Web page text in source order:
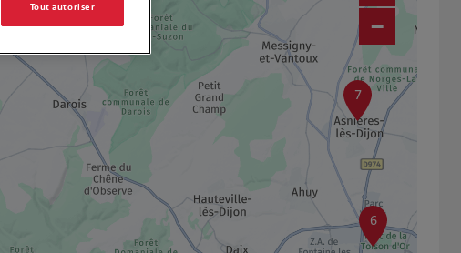
7
6
−
Tout autoriser